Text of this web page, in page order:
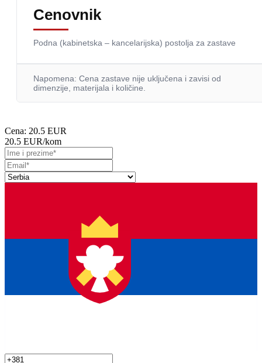
Cenovnik
Podna (kabinetska – kancelarijska) postolja za zastave
Napomena: Cena zastave nije uključena i zavisi od
dimenzije, materijala i količine.
Cena: 20.5 EUR
20.5 EUR/kom